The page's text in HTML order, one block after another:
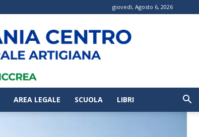
giovedì, Agosto 6, 2026
AREA LEGALE SCUOLA LIBRI